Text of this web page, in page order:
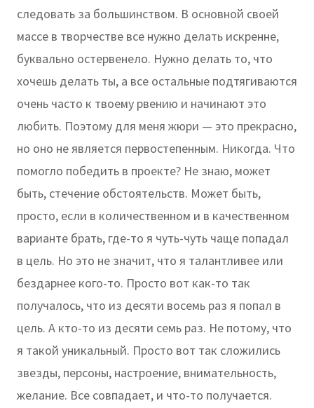
следовать за большинством. В основной своей
массе в творчестве все нужно делать искренне,
буквально остервенело. Нужно делать то, что
хочешь делать ты, а все остальные подтягиваются
очень часто к твоему рвению и начинают это
любить. Поэтому для меня жюри — это прекрасно,
но оно не является первостепенным. Никогда. Что
помогло победить в проекте? Не знаю, может
быть, стечение обстоятельств. Может быть,
просто, если в количественном и в качественном
варианте брать, где-то я чуть-чуть чаще попадал
в цель. Но это не значит, что я талантливее или
бездарнее кого-то. Просто вот как-то так
получалось, что из десяти восемь раз я попал в
цель. А кто-то из десяти семь раз. Не потому, что
я такой уникальный. Просто вот так сложились
звезды, персоны, настроение, внимательность,
желание. Все совпадает, и что-то получается.